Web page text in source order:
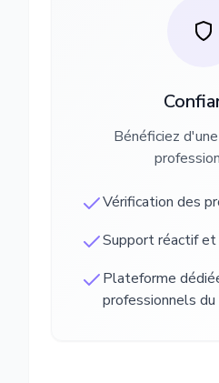
Bénéficiez
Vérification des
Support réactif et
Plateforme
professionnels